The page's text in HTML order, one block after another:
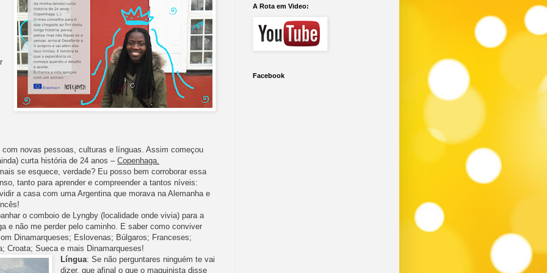
com novas pessoas, culturas e línguas. Assim começou
curta história de 24 anos – Copenhaga.
se esquece, verdade? Eu posso bem corroborar essa
tanto para aprender e compreender a tantos níveis:
a casa com uma Argentina que morava na Alemanha e
o comboio de Lyngby (localidade onde vivia) para a
e não me perder pelo caminho. E saber como conviver
Dinamarqueses; Eslovenas; Búlgaros; Franceses;
Croata; Sueca e mais Dinamarqueses!
Língua: Se não perguntares ninguém te vai
dizer, que afinal o que o maquinista disse
A Rota em Video:
Facebook